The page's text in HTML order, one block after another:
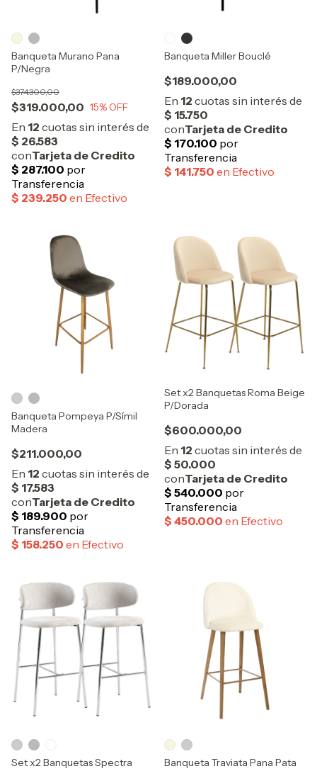
Banqueta Murano Pana
P/Negra
$319.000,00
$374.300,00
15% OFF
Banqueta Miller Bouclé
$189.000,00
Banqueta Pompeya P/Símil
Madera
$211.000,00
Set x2 Banquetas Roma Beige
P/Dorada
$600.000,00
Set x2 Banquetas Spectra
Banqueta Traviata Pana Pata